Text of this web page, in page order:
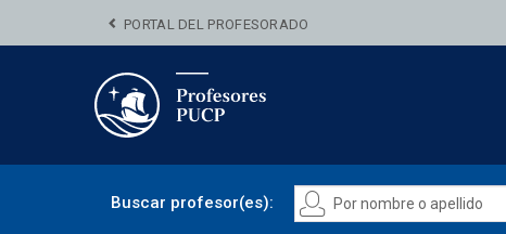
PORTAL DEL PROFESORADO
Buscar profesor(es):